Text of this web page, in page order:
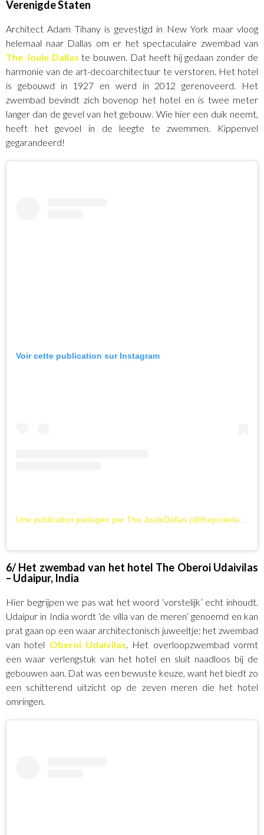
Verenigde Staten
Architect Adam Tihany is gevestigd in New York maar vloog
helemaal naar Dallas om er het spectaculaire zwembad van
The Joule Dallas te bouwen. Dat heeft hij gedaan zonder de
harmonie van de art-decoarchitectuur te verstoren. Het hotel
is gebouwd in 1927 en werd in 2012 gerenoveerd. Het
zwembad bevindt zich bovenop het hotel en is twee meter
langer dan de gevel van het gebouw. Wie hier een duik neemt,
heeft het gevoel in de leegte te zwemmen. Kippenvel
gegarandeerd!
Voir cette publication sur Instagram
6/ Het zwembad van het hotel The Oberoi Udaivilas
– Udaipur, India
Hier begrijpen we pas wat het woord ‘vorstelijk’ echt inhoudt.
Udaipur in India wordt ‘de villa van de meren’ genoemd en kan
prat gaan op een waar architectonisch juweeltje: het zwembad
van hotel Oberoi Udaivilas . Het overloopzwembad vormt
een waar verlengstuk van het hotel en sluit naadloos bij de
gebouwen aan. Dat was een bewuste keuze, want het biedt zo
een schitterend uitzicht op de zeven meren die het hotel
omringen.